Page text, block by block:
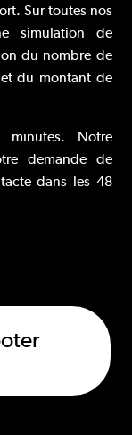
Sur toutes nos
simulation de
du nombre de
du montant de
minutes. Notre
demande de
dans les 48